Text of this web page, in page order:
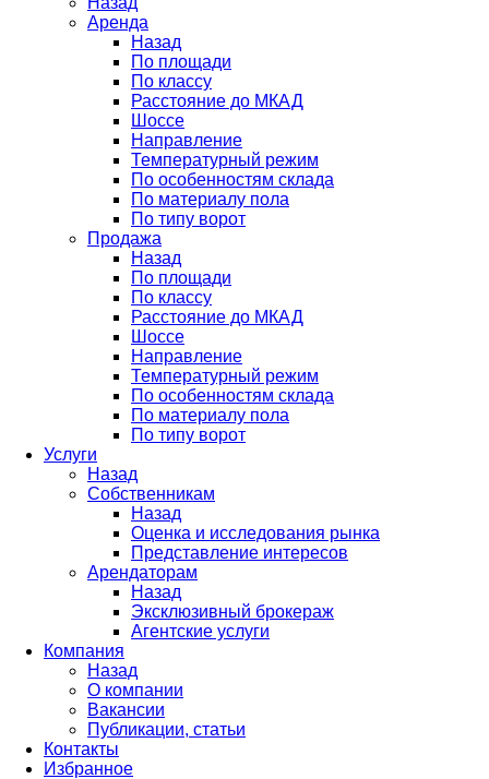
Аренда
Назад
По площади
По классу
Расстояние до МКАД
Шоссе
Направление
Температурный режим
По особенностям склада
По материалу пола
По типу ворот
Продажа
Назад
По площади
По классу
Расстояние до МКАД
Шоссе
Направление
Температурный режим
По особенностям склада
По материалу пола
По типу ворот
Услуги
Назад
Собственникам
Назад
Оценка и исследования рынка
Представление интересов
Арендаторам
Назад
Эксклюзивный брокераж
Агентские услуги
Компания
Назад
О компании
Вакансии
Публикации, статьи
Контакты
Избранное